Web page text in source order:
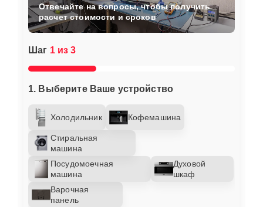
Шаг 1 из 3
1. Выберите Ваше устройство
Холодильник Кофемашина
Стиральная
машина
Посудомоечная
машина
Духовой
шкаф
Варочная
панель
Отвечайте на вопросы, чтобы получить
расчет стоимости и сроков